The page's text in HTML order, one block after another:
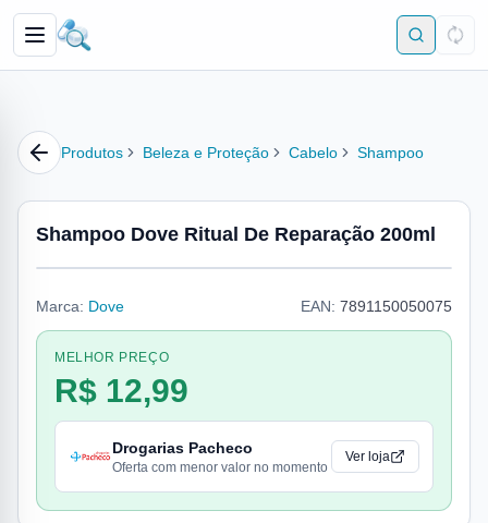
Produtos Beleza e Proteção Cabelo Shampoo
Shampoo Dove Ritual De Reparação 200ml
Marca: Dove EAN: 7891150050075
MELHOR PREÇO
R$ 12,99
Drogarias Pacheco
Oferta com menor valor no momento
Ver loja